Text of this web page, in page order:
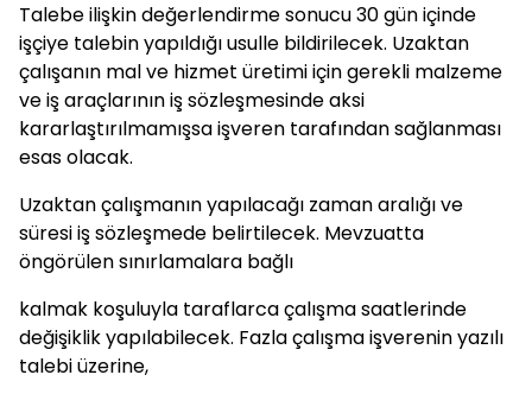
Talebe ilişkin değerlendirme sonucu 30 gün içinde
işçiye talebin yapıldığı usulle bildirilecek. Uzaktan
çalışanın mal ve hizmet üretimi için gerekli malzeme
ve iş araçlarının iş sözleşmesinde aksi
kararlaştırılmamışsa işveren tarafından sağlanması
esas olacak.
Uzaktan çalışmanın yapılacağı zaman aralığı ve
süresi iş sözleşmede belirtilecek. Mevzuatta
öngörülen sınırlamalara bağlı
kalmak koşuluyla taraflarca çalışma saatlerinde
değişiklik yapılabilecek. Fazla çalışma işverenin yazılı
talebi üzerine,